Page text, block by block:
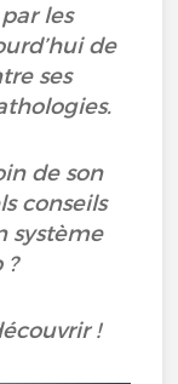
les
de
ses
de son
conseils
système
?
!